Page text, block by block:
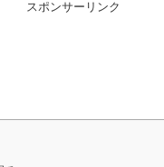
スポンサーリンク